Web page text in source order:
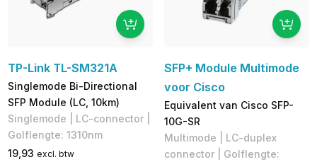
TP-Link TL-SM321A
Singlemode Bi-Directional
SFP Module (LC, 10km)
Singlemode | LC-connector |
Golflengte: 1310nm
19,93 excl. btw
SFP+ Module Multimode
voor Cisco
Equivalent van Cisco SFP-
10G-SR
Multimode | LC-duplex
connector | Golflengte: